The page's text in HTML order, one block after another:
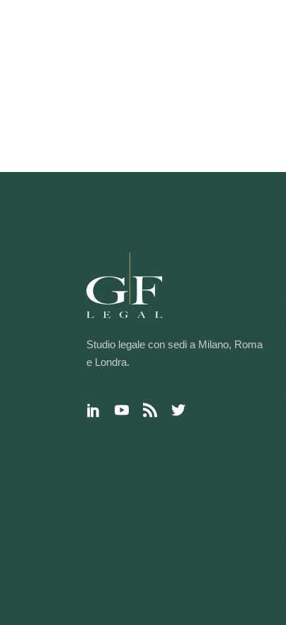
Studio legale con sedi a Milano, Roma
e Londra.